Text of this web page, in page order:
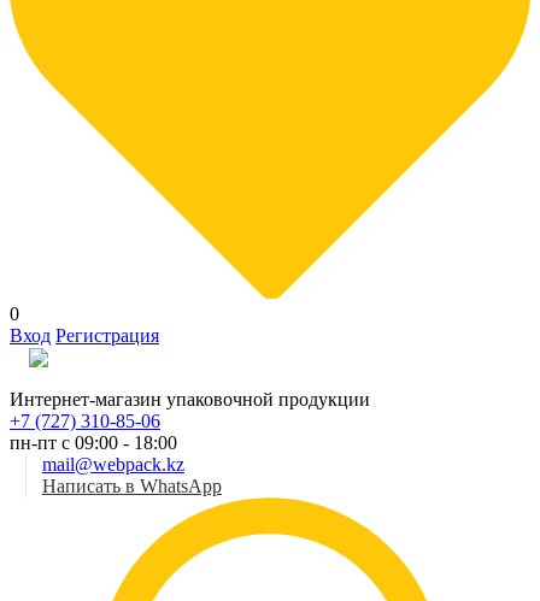
0
Вход Регистрация
Интернет-магазин упаковочной продукции
+7 (727) 310-85-06
пн-пт с 09:00 - 18:00
mail@webpack.kz
Написать в WhatsApp